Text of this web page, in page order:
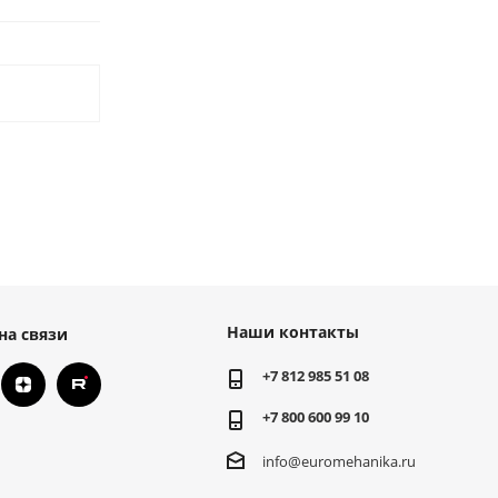
связи Наши контакты
+7 812 985 51 08
+7 800 600 99 10
info@euromehanika.ru